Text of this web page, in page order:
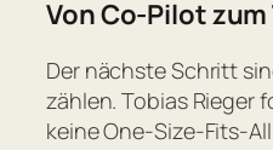
Von Co-Pilot
Der nächste Schritt
zählen. Tobias Rieger
keine One-Size-Fits-